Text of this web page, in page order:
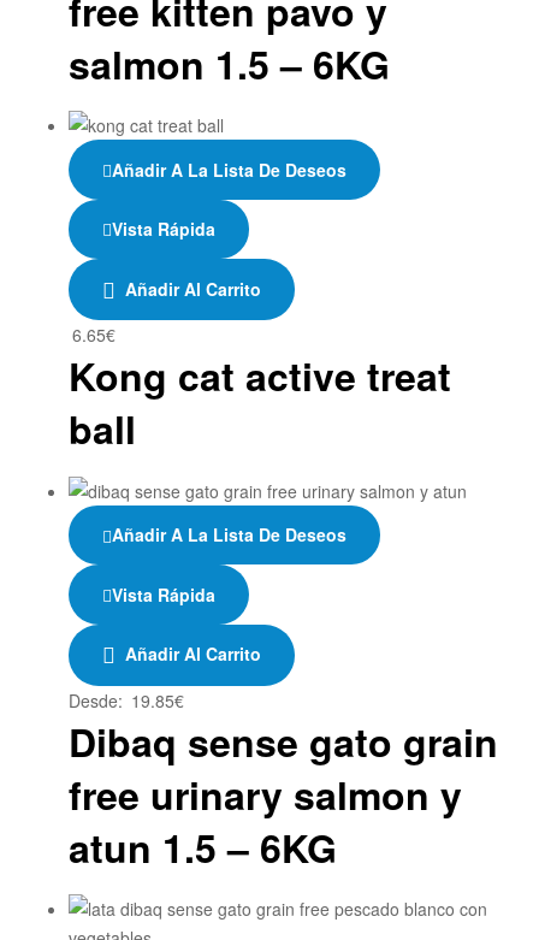
salmon 1.5 – 6KG
Añadir A La Lista De Deseos
Vista Rápida
Añadir Al Carrito
6.65€
Kong cat active treat
ball
Añadir A La Lista De Deseos
Vista Rápida
Añadir Al Carrito
Desde: 19.85€
Dibaq sense gato grain
free urinary salmon y
atun 1.5 – 6KG